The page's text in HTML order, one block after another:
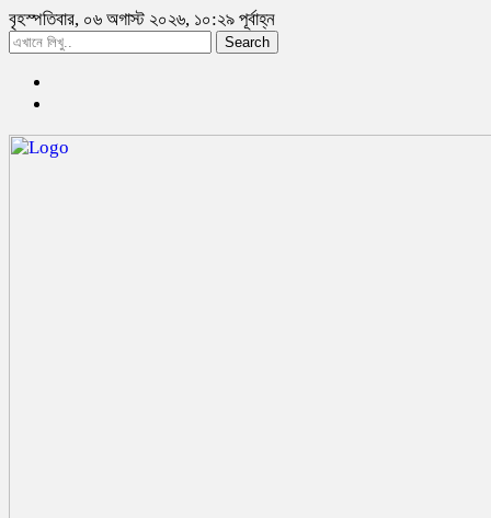
বৃহস্পতিবার, ০৬ অগাস্ট ২০২৬, ১০:২৯ পূর্বাহ্ন
Search